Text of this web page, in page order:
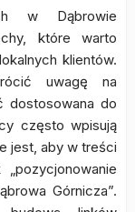
w Dąbrowie
które warto
klientów.
uwagę na
dostosowana do
często wpisują
jest, aby w treści
Górnicza”.